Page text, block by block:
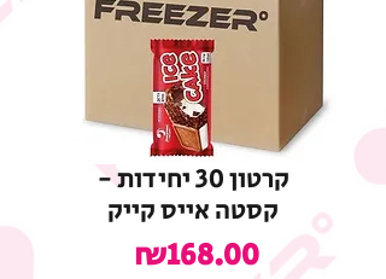
קרטון 30 יחידות -
קסטה אייס קייק
₪168.00